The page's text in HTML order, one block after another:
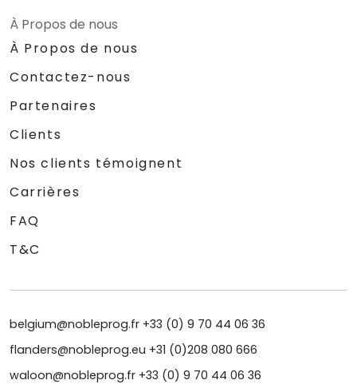
À Propos de nous
À Propos de nous
Contactez-nous
Partenaires
Clients
Nos clients témoignent
Carrières
FAQ
T&C
belgium@nobleprog.fr +33 (0) 9 70 44 06 36
flanders@nobleprog.eu +31 (0)208 080 666
waloon@nobleprog.fr +33 (0) 9 70 44 06 36